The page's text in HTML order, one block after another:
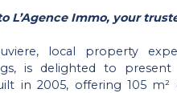
L’Agence Immo, your
local property
is delighted to
in 2005, offering 105